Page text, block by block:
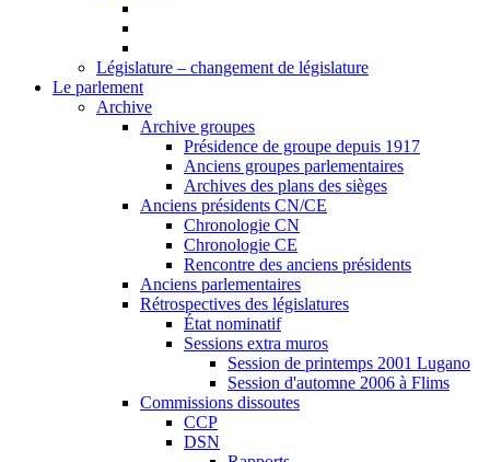
Législature – changement de législature
Le parlement
Archive
Archive groupes
Présidence de groupe depuis 1917
Anciens groupes parlementaires
Archives des plans des sièges
Anciens présidents CN/CE
Chronologie CN
Chronologie CE
Rencontre des anciens présidents
Anciens parlementaires
Rétrospectives des législatures
État nominatif
Sessions extra muros
Session de printemps 2001 Lugano
Session d'automne 2006 à Flims
Commissions dissoutes
CCP
DSN